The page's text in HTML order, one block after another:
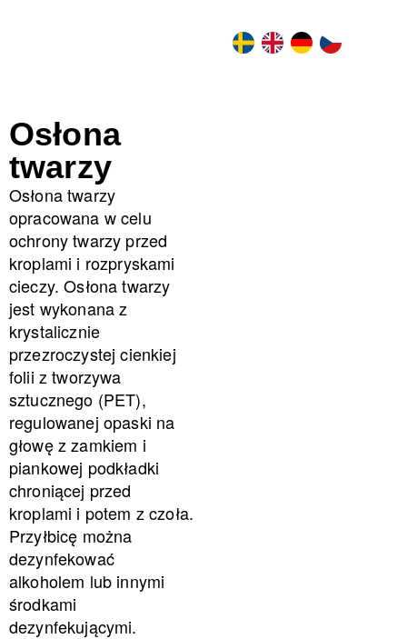
SV EN DE
Osłona
twarzy
Osłona twarzy
opracowana w celu
ochrony twarzy przed
kroplami i rozpryskami
cieczy. Osłona twarzy
jest wykonana z
krystalicznie
przezroczystej cienkiej
folii z tworzywa
sztucznego (PET),
regulowanej opaski na
głowę z zamkiem i
piankowej podkładki
chroniącej przed
kroplami i potem z czoła.
Przyłbicę można
dezynfekować
alkoholem lub innymi
środkami
dezynfekującymi.